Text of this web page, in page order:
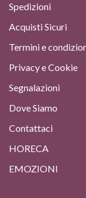
Spedizioni
Acquisti Sicuri
Termini e
Privacy e Cookie
Segnalazioni
Dove Siamo
Contattaci
HORECA
EMOZIONI